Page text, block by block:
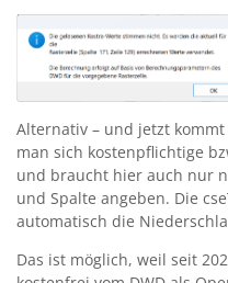
Alternativ – und jetzt
man sich kostenpflichtige
und braucht hier auch nur
und Spalte angeben. Die
automatisch die
Das ist möglich, weil seit